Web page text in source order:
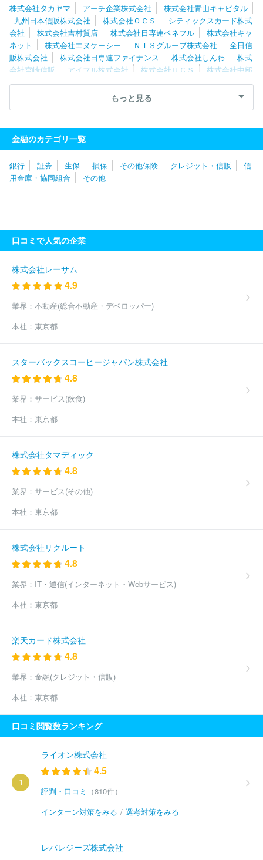
株式会社タカヤマ アーチ企業株式会社
株式会社青山キャピタル
九州日本信販株式会社
株式会社ＯＣＳ
シティックスカード株式
会社
株式会社吉村質店 株式会社日専連ベネフル
株式会社キャ
ネット
株式会社エヌケーシー ＮＩＳグループ株式会社
全日信
販株式会社
株式会社日専連ファイナンス 株式会社しんわ
株式
会社宮崎信販
アイフル株式会社 株式会社ＵＣＳ
株式会社中部
しんきんカード
トヨタファイナンシャルサービス株式会社
イズ
株式会社日本プラム
三井住友カード株式会
社
レディア
ＦＴＣ株式会社 株式会社全東信
ダイレクトワン株式
会社
東京関根産業株式会社
社銀蔵
Ｎｅｘｕｓ Ｃａｒｄ株式会社 東急カード株式会社
ラ
イフカード株式会社
株式会社アビック
んきんカード
フォルクスワーゲン・ファイナンシャル・サービス・
ジャパン株式会社
株式会社若松屋質店
会社
楽天カード株式会社 株式会社森田質店
株式会社ＳＦＣ
Ｇ
株式会社ドコモ・ファイナンス
リエントコーポレーション
社
株式会社ゴールドポイントマーケティング
会社
株式会社ＪＣＢ 全宅住宅ローン株式会社
イテッド
株式会社ジャルカード
オリコプロダクトファイナンス
ＳＭＢＣコンシューマーファイナン
式会社エポスカード
株式会社ビューカード
ポケットカード株式会社
株式会社ジェーシー
ビー（JCB）
株式会社エムアイカード
社
株式会社ホンダファイナンス
株式会社アサックス
株式会社
ユーシーカード株式会社 日立キャピタル株式会社
Ｃ
ＢＳフィナンシャルサービス株式会社
ナンシャル・ソリューションズ
ｕフィナンシャルサービス株式会社
ジ・カードサービス
もっと見る
金融のカテゴリ一覧
銀行 証券 生保 損保 その他保険 クレジット・信販
信
用金庫・協同組合
その他
口コミで人気の企業
株式会社レーサム
4.9
業界： 不動産(総合不動産・デベロッパー)
本社： 東京都
スターバックスコーヒージャパン株式会社
4.8
業界： サービス(飲食)
本社： 東京都
株式会社タマディック
4.8
業界： サービス(その他)
本社： 東京都
株式会社リクルート
4.8
業界： IT・通信(インターネット・Webサービス)
本社： 東京都
楽天カード株式会社
4.8
業界： 金融(クレジット・信販)
本社： 東京都
口コミ閲覧数ランキング
1
ライオン株式会社
4.5
評判・口コミ
（810件）
インターン対策をみる / 選考対策をみる
レバレジーズ株式会社